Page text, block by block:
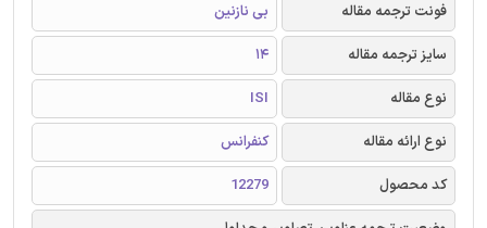
فونت ترجمه مقاله
بی نازنین
سایز ترجمه مقاله
14
نوع مقاله
ISI
نوع ارائه مقاله
کنفرانس
کد محصول
12279